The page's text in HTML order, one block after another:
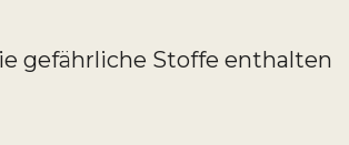
gefährliche Stoffe enthalten